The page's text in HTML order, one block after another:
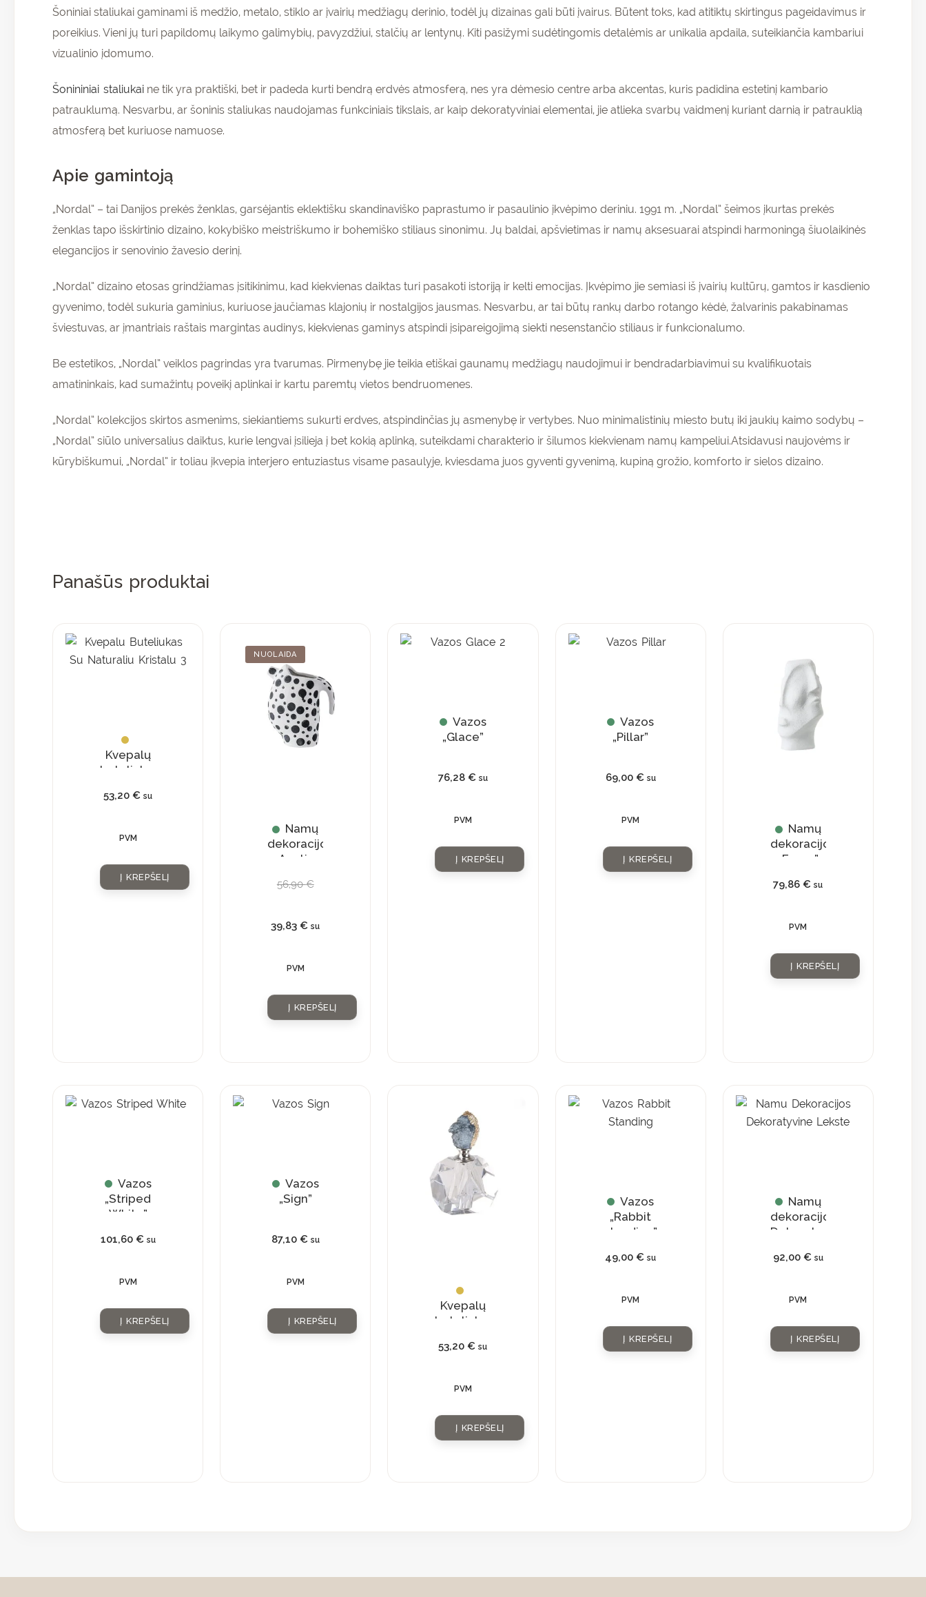
Šoniniai staliukai gaminami iš medžio, metalo, stiklo ar įvairių medžiagų derinio, todėl jų dizainas gali būti įvairus. Būtent toks, kad atitiktų skirtingus pageidavimus ir
poreikius. Vieni jų turi papildomų laikymo galimybių, pavyzdžiui, stalčių ar lentynų. Kiti pasižymi sudėtingomis detalėmis ar unikalia apdaila, suteikiančia kambariui
vizualinio įdomumo.
Šonininiai staliukai ne tik yra praktiški, bet ir padeda kurti bendrą erdvės atmosferą, nes yra dėmesio centre arba akcentas, kuris padidina estetinį kambario
patrauklumą. Nesvarbu, ar šoninis staliukas naudojamas funkciniais tikslais, ar kaip dekoratyviniai elementai, jie atlieka svarbų vaidmenį kuriant darnią ir patrauklią
atmosferą bet kuriuose namuose.
Apie gamintoją
„Nordal” – tai Danijos prekės ženklas, garsėjantis eklektišku skandinaviško paprastumo ir pasaulinio įkvėpimo deriniu. 1991 m. „Nordal” šeimos įkurtas prekės
ženklas tapo išskirtinio dizaino, kokybiško meistriškumo ir bohemiško stiliaus sinonimu. Jų baldai, apšvietimas ir namų aksesuarai atspindi harmoningą šiuolaikinės
elegancijos ir senovinio žavesio derinį.
„Nordal” dizaino etosas grindžiamas įsitikinimu, kad kiekvienas daiktas turi pasakoti istoriją ir kelti emocijas. Įkvėpimo jie semiasi iš įvairių kultūrų, gamtos ir kasdienio
gyvenimo, todėl sukuria gaminius, kuriuose jaučiamas klajonių ir nostalgijos jausmas. Nesvarbu, ar tai būtų rankų darbo rotango kėdė, žalvarinis pakabinamas
šviestuvas, ar įmantriais raštais margintas audinys, kiekvienas gaminys atspindi įsipareigojimą siekti nesenstančio stiliaus ir funkcionalumo.
Be estetikos, „Nordal” veiklos pagrindas yra tvarumas. Pirmenybę jie teikia etiškai gaunamų medžiagų naudojimui ir bendradarbiavimui su kvalifikuotais
amatininkais, kad sumažintų poveikį aplinkai ir kartu paremtų vietos bendruomenes.
„Nordal” kolekcijos skirtos asmenims, siekiantiems sukurti erdves, atspindinčias jų asmenybę ir vertybes. Nuo minimalistinių miesto butų iki jaukių kaimo sodybų –
„Nordal” siūlo universalius daiktus, kurie lengvai įsilieja į bet kokią aplinką, suteikdami charakterio ir šilumos kiekvienam namų kampeliui.Atsidavusi naujovėms ir
kūrybiškumui, „Nordal” ir toliau įkvepia interjero entuziastus visame pasaulyje, kviesdama juos gyventi gyvenimą, kupiną grožio, komforto ir sielos dizaino.
Panašūs produktai
Kvepalų
buteliukas
natūraliu
53,20€ su
PVM
Į KREPŠELĮ
NUOLAIDA
Namų
dekoracijos
Ąsotis
56,90€
price
was:
39,83€
price
is:
su
PVM
Į KREPŠELĮ
Vazos
„Glace”
76,28 € su
PVM
Į KREPŠELĮ
Vazos
„Pillar”
69,00 € su
PVM
Į KREPŠELĮ
Namų
dekoracijos
„Faces”
79,86€ su
PVM
Į KREPŠELĮ
Vazos
„Striped
White”
101,60 € su
PVM
Į KREPŠELĮ
Vazos
„Sign”
87,10 € su
PVM
Į KREPŠELĮ
Kvepalų
buteliukas
natūraliu
53,20€ su
PVM
Į KREPŠELĮ
Vazos
„Rabbit
standing”
49,00€ su
PVM
Į KREPŠELĮ
Namų
dekoracijos
Dekoratyvinė
92,00 € su
PVM
Į KREPŠELĮ
Prenumeruokite
ir gaukite15%
nuolaidąpirmam